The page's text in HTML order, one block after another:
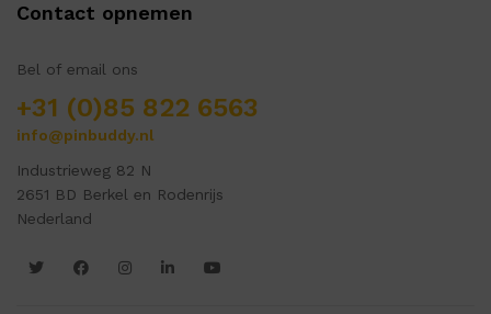
Contact opnemen
Bel of email ons
+31 (0)85 822 6563
info@pinbuddy.nl
Industrieweg 82 N
2651 BD Berkel en Rodenrijs
Nederland